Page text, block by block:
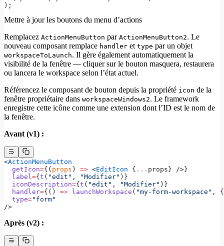
);
Mettre à jour les boutons du menu d’actions
Remplacez ActionMenuButton par ActionMenuButton2. Le
nouveau composant remplace handler et type par un objet
workspaceToLaunch. Il gère également automatiquement la
visibilité de la fenêtre — cliquer sur le bouton masquera, restaurera
ou lancera le workspace selon l’état actuel.
Référencez le composant de bouton depuis la propriété icon de la
fenêtre propriétaire dans workspaceWindows2. Le framework
enregistre cette icône comme une extension dont l’ID est le nom de
la fenêtre.
Avant (v1) :
<ActionMenuButton
  getIcon
={( props ) => <EditIcon { ... props} />}
  label
={t ( "edit" , "Modifier" )}
  iconDescription
={t ( "edit" , "Modifier" )}
  handler
={() => launchWorkspace ( "my-form-workspace" , {
  type
="form"
/>
Après (v2) :